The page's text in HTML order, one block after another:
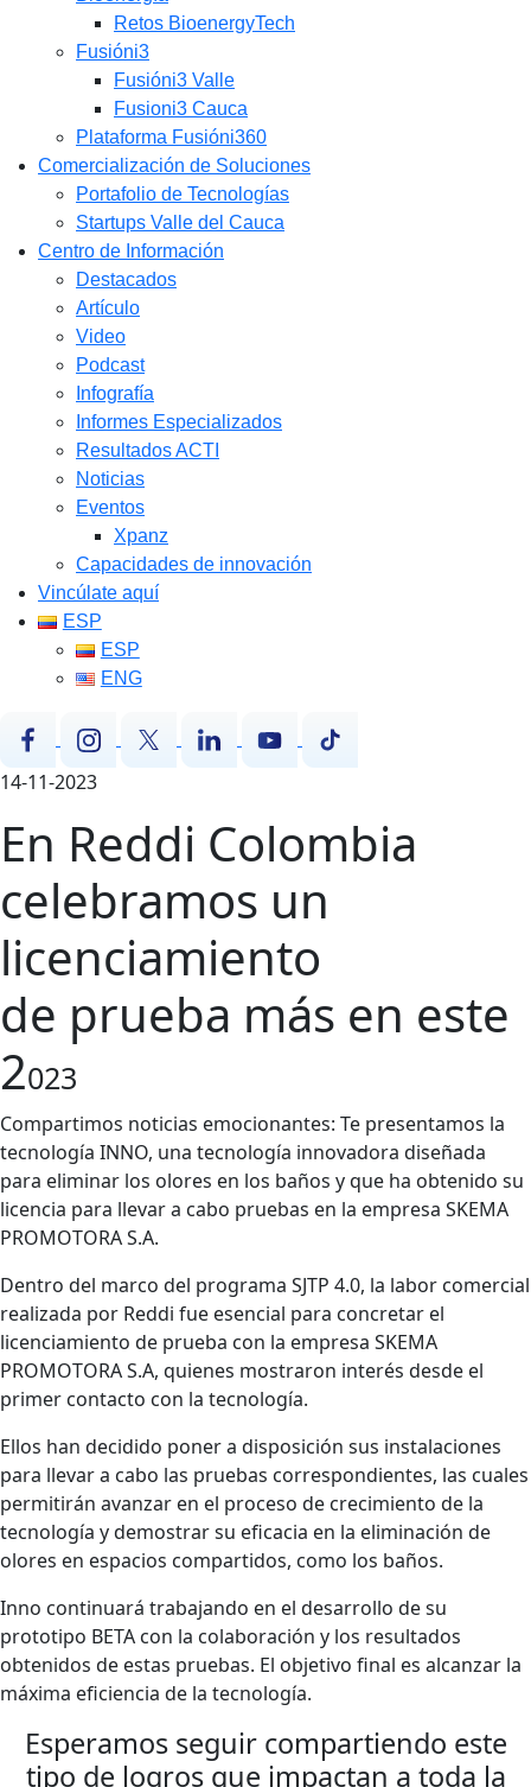
Retos BioenergyTech
Fusióni3
Fusióni3 Valle
Fusioni3 Cauca
Plataforma Fusióni360
Comercialización de Soluciones
Portafolio de Tecnologías
Startups Valle del Cauca
Centro de Información
Destacados
Artículo
Video
Podcast
Infografía
Informes Especializados
Resultados ACTI
Noticias
Eventos
Xpanz
Capacidades de innovación
Vincúlate aquí
ESP
ESP
ENG
14-11-2023
En Reddi Colombia
celebramos un
licenciamiento
de prueba más en este
2023
Compartimos noticias emocionantes: Te presentamos la
tecnología INNO, una tecnología innovadora diseñada
para eliminar los olores en los baños y que ha obtenido su
licencia para llevar a cabo pruebas en la empresa SKEMA
PROMOTORA S.A.
Dentro del marco del programa SJTP 4.0, la labor comercial
realizada por Reddi fue esencial para concretar el
licenciamiento de prueba con la empresa SKEMA
PROMOTORA S.A, quienes mostraron interés desde el
primer contacto con la tecnología.
Ellos han decidido poner a disposición sus instalaciones
para llevar a cabo las pruebas correspondientes, las cuales
permitirán avanzar en el proceso de crecimiento de la
tecnología y demostrar su eficacia en la eliminación de
olores en espacios compartidos, como los baños.
Inno continuará trabajando en el desarrollo de su
prototipo BETA con la colaboración y los resultados
obtenidos de estas pruebas. El objetivo final es alcanzar la
máxima eficiencia de la tecnología.
Esperamos seguir compartiendo este
tipo de logros que impactan a toda la